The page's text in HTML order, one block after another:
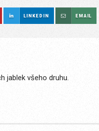
LINKEDIN EMAIL
jablek všeho druhu.